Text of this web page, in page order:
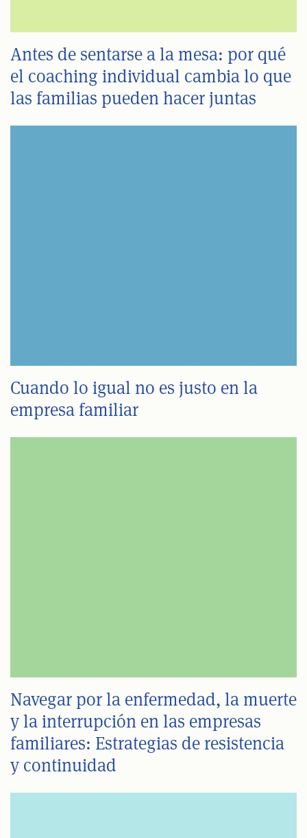
Antes de sentarse a la mesa: por qué
el coaching individual cambia lo que
las familias pueden hacer juntas
Cuando lo igual no es justo en la
empresa familiar
Navegar por la enfermedad, la muerte
y la interrupción en las empresas
familiares: Estrategias de resistencia
y continuidad